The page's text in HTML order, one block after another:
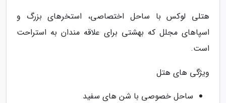
هتلی لوکس با ساحل اختصاصی، استخرهای بزرگ و
اسپاهای مجلل که بهشتی برای علاقه مندان به استراحت
است.
ویژگی های هتل
ساحل خصوصی با شن های سفید